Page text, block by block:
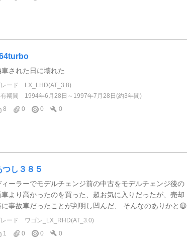
車された日に壊れた
ード
LX_LHD(AT_3.8)
期間
1994年6月28日～1997年7月28日(約3年間)
8
0 0 0
つし３８５
ィーラーでモデルチェンジ前の中古をモデルチェンジ後の
車より高かったのを買った、超お気に入りだったが、売却
に事故車だったことが判明し凹んだ、 そんなのありかと😩
ード
ワゴン_LX_RHD(AT_3.0)
1
0 0 0